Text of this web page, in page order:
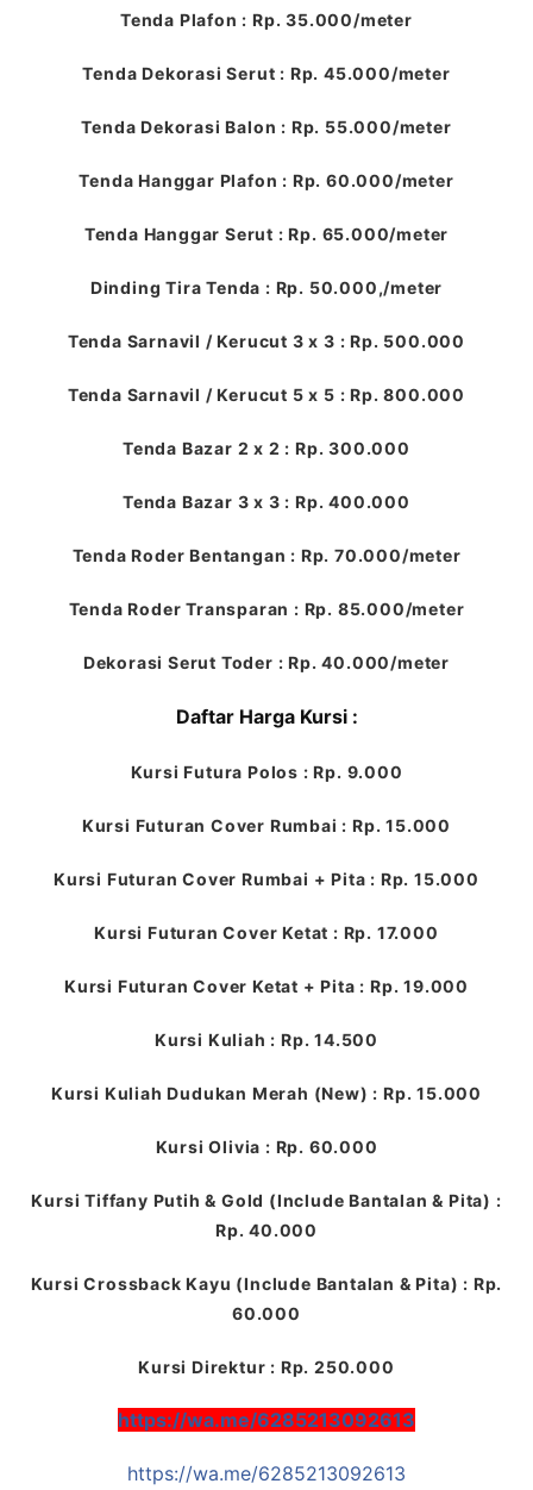
Tenda Plafon : Rp. 35.000/meter
Tenda Dekorasi Serut : Rp. 45.000/meter
Tenda Dekorasi Balon : Rp. 55.000/meter
Tenda Hanggar Plafon : Rp. 60.000/meter
Tenda Hanggar Serut : Rp. 65.000/meter
Dinding Tira Tenda : Rp. 50.000,/meter
Tenda Sarnavil / Kerucut 3 x 3 : Rp. 500.000
Tenda Sarnavil / Kerucut 5 x 5 : Rp. 800.000
Tenda Bazar 2 x 2 : Rp. 300.000
Tenda Bazar 3 x 3 : Rp. 400.000
Tenda Roder Bentangan : Rp. 70.000/meter
Tenda Roder Transparan : Rp. 85.000/meter
Dekorasi Serut Toder : Rp. 40.000/meter
Daftar Harga Kursi :
Kursi Futura Polos : Rp. 9.000
Kursi Futuran Cover Rumbai : Rp. 15.000
Kursi Futuran Cover Rumbai + Pita : Rp. 15.000
Kursi Futuran Cover Ketat : Rp. 17.000
Kursi Futuran Cover Ketat + Pita : Rp. 19.000
Kursi Kuliah : Rp. 14.500
Kursi Kuliah Dudukan Merah (New) : Rp. 15.000
Kursi Olivia : Rp. 60.000
Kursi Tiffany Putih & Gold (Include Bantalan & Pita) :
Rp. 40.000
Kursi Crossback Kayu (Include Bantalan & Pita) : Rp.
60.000
Kursi Direktur : Rp. 250.000
https://wa.me/6285213092613
https://wa.me/6285213092613